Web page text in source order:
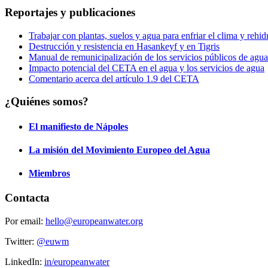
Reportajes y publicaciones
Trabajar con plantas, suelos y agua para enfriar el clima y
Destrucción y resistencia en Hasankeyf y en Tigris
Manual de remunicipalización de los servicios públicos de agua
Impacto potencial del CETA en el agua y los servicios de agua
Comentario acerca del artículo 1.9 del CETA
¿Quiénes somos?
El manifiesto de Nápoles
La misión del Movimiento Europeo del Agua
Miembros
Contacta
Por email: hello@europeanwater.org
Twitter: @euwm
LinkedIn: in/europeanwater